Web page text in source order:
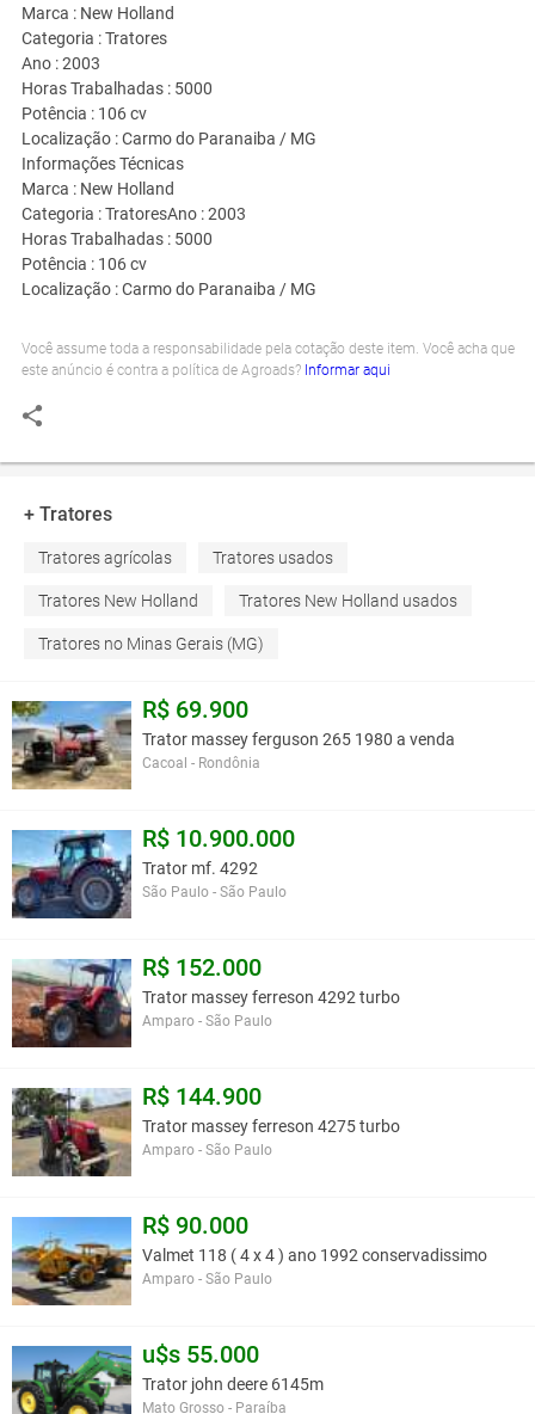
Marca : New Holland
Categoria : Tratores
Ano : 2003
Horas Trabalhadas : 5000
Potência : 106 cv
Localização : Carmo do Paranaiba / MG
Informações Técnicas
Marca : New Holland
Categoria : TratoresAno : 2003
Horas Trabalhadas : 5000
Potência : 106 cv
Localização : Carmo do Paranaiba / MG
Você assume toda a responsabilidade pela cotação deste item. Você acha que
este anúncio é contra a política de Agroads? Informar aqui
+ Tratores
Tratores agrícolas Tratores usados
Tratores New Holland Tratores New Holland usados
Tratores no Minas Gerais (MG)
R$ 69.900
Trator massey ferguson 265 1980 a venda
Cacoal - Rondônia
R$ 10.900.000
Trator mf. 4292
São Paulo - São Paulo
R$ 152.000
Trator massey ferreson 4292 turbo
Amparo - São Paulo
R$ 144.900
Trator massey ferreson 4275 turbo
Amparo - São Paulo
R$ 90.000
Valmet 118 ( 4 x 4 ) ano 1992 conservadissimo
Amparo - São Paulo
u$s 55.000
Trator john deere 6145m
Mato Grosso - Paraíba